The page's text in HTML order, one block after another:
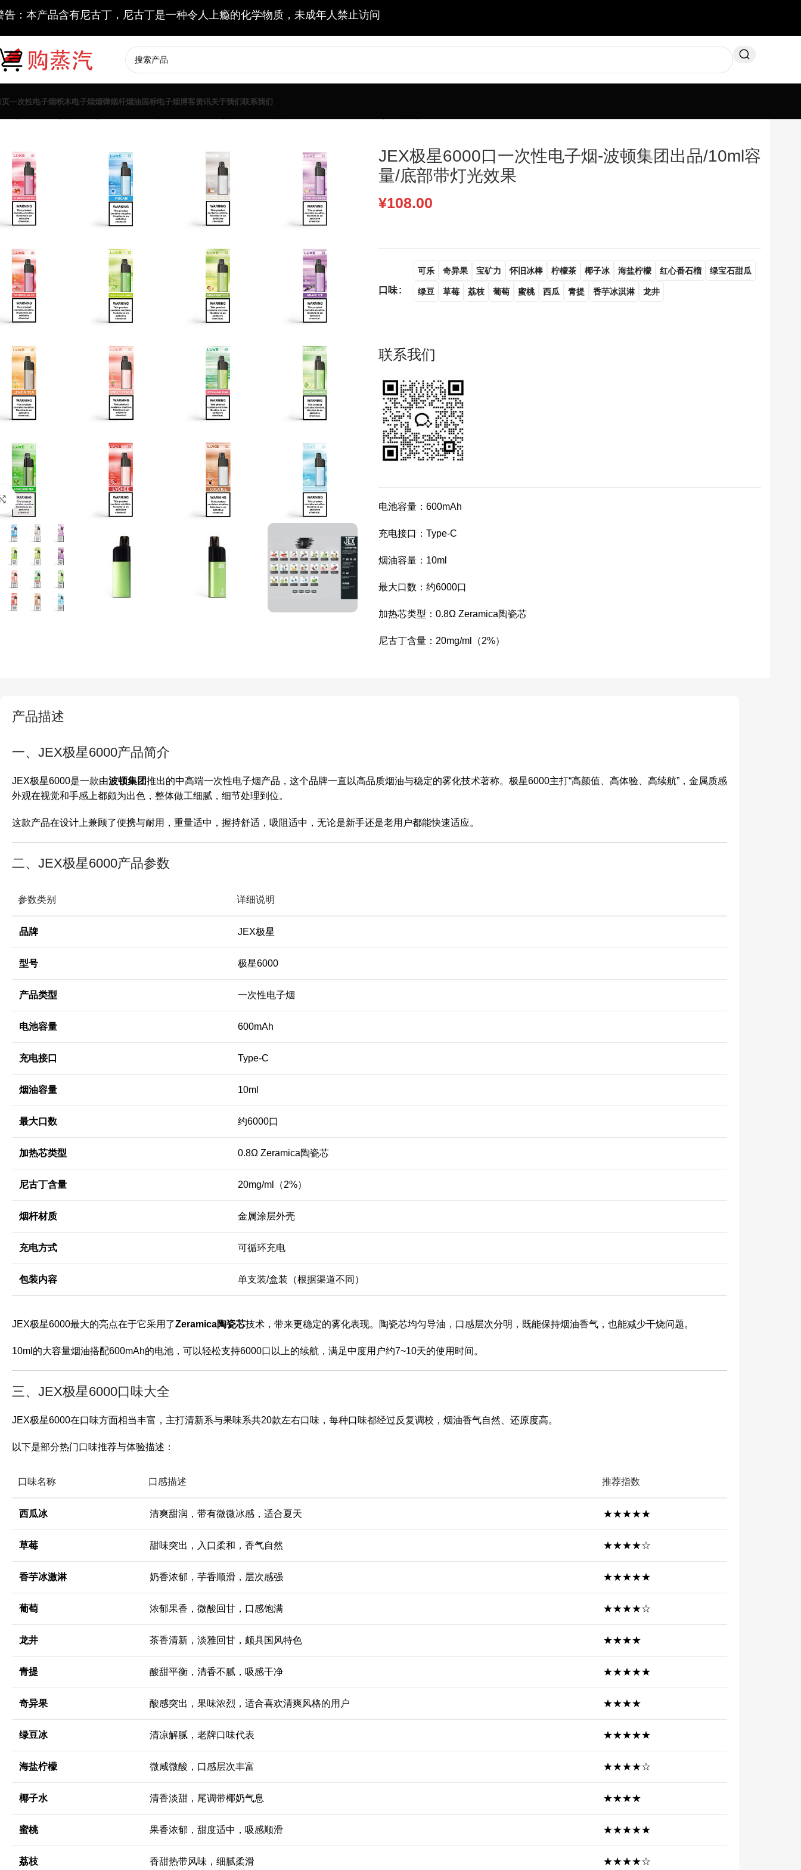
告：本产品含有尼古丁，尼古丁是一种令人上瘾的化学物质，未成年人禁止访问
页一次性电子烟积木电子烟烟弹烟杆烟油 国标电子烟博客资讯关于我们联系我们
Click to enlarge
JEX极星6000口一次性电子烟-波顿集团出品/10ml容
量/底部带灯光效果
¥108.00
口味
可乐 奇异果 宝矿力 怀旧冰棒 柠檬茶 椰子冰 海盐柠檬 红心番石榴 绿宝石甜瓜
绿豆 草莓 荔枝 葡萄 蜜桃 西瓜 青提 香芋冰淇淋 龙井
联系我们
电池容量：600mAh
充电接口：Type-C
烟油容量：10ml
最大口数：约6000口
加热芯类型：0.8Ω Zeramica陶瓷芯
尼古丁含量：20mg/ml（2%）
产品描述
一、JEX极星6000产品简介
JEX极星6000是一款由波顿集团推出的中高端一次性电子烟产品，这个品牌一直以高品质烟油与稳定的雾化技术著称。极星6000主打“高颜值、高体验、高续航”，金属质感
外观在视觉和手感上都颇为出色，整体做工细腻，细节处理到位。
这款产品在设计上兼顾了便携与耐用，重量适中，握持舒适，吸阻适中，无论是新手还是老用户都能快速适应。
二、JEX极星6000产品参数
参数类别 详细说明
品牌 JEX极星
型号 极星6000
产品类型 一次性电子烟
电池容量 600mAh
充电接口 Type-C
烟油容量 10ml
最大口数 约6000口
加热芯类型 0.8Ω Zeramica陶瓷芯
尼古丁含量 20mg/ml（2%）
烟杆材质 金属涂层外壳
充电方式 可循环充电
包装内容 单支装/盒装（根据渠道不同）
JEX极星6000最大的亮点在于它采用了Zeramica陶瓷芯技术，带来更稳定的雾化表现。陶瓷芯均匀导油，口感层次分明，既能保持烟油香气，也能减少干烧问题。
10ml的大容量烟油搭配600mAh的电池，可以轻松支持6000口以上的续航，满足中度用户约7~10天的使用时间。
三、JEX极星6000口味大全
JEX极星6000在口味方面相当丰富，主打清新系与果味系共20款左右口味，每种口味都经过反复调校，烟油香气自然、还原度高。
以下是部分热门口味推荐与体验描述：
口味名称 口感描述 推荐指数
西瓜冰 清爽甜润，带有微微冰感，适合夏天 ★★★★★
草莓 甜味突出，入口柔和，香气自然 ★★★★☆
香芋冰激淋 奶香浓郁，芋香顺滑，层次感强 ★★★★★
葡萄 浓郁果香，微酸回甘，口感饱满 ★★★★☆
龙井 茶香清新，淡雅回甘，颇具国风特色 ★★★★
青提 酸甜平衡，清香不腻，吸感干净 ★★★★★
奇异果 酸感突出，果味浓烈，适合喜欢清爽风格的用户 ★★★★
绿豆冰 清凉解腻，老牌口味代表 ★★★★★
海盐柠檬 微咸微酸，口感层次丰富 ★★★★☆
椰子水 清香淡甜，尾调带椰奶气息 ★★★★
蜜桃 果香浓郁，甜度适中，吸感顺滑 ★★★★★
荔枝 香甜热带风味，细腻柔滑 ★★★★☆